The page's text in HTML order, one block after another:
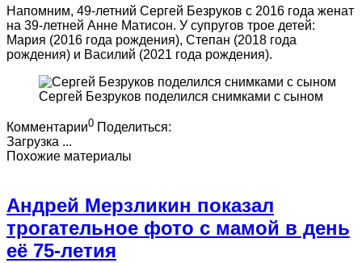
Напомним, 49-летний Сергей Безруков с 2016 года женат
на 39-летней Анне Матисон. У супругов трое детей:
Мария (2016 года рождения), Степан (2018 года
рождения) и Василий (2021 года рождения).
Сергей Безруков поделился снимками с сыном
Комментарии0 Поделиться:
Загрузка ...
Похожие материалы
Андрей Мерзликин показал
трогательное фото с мамой в день
её 75-летия